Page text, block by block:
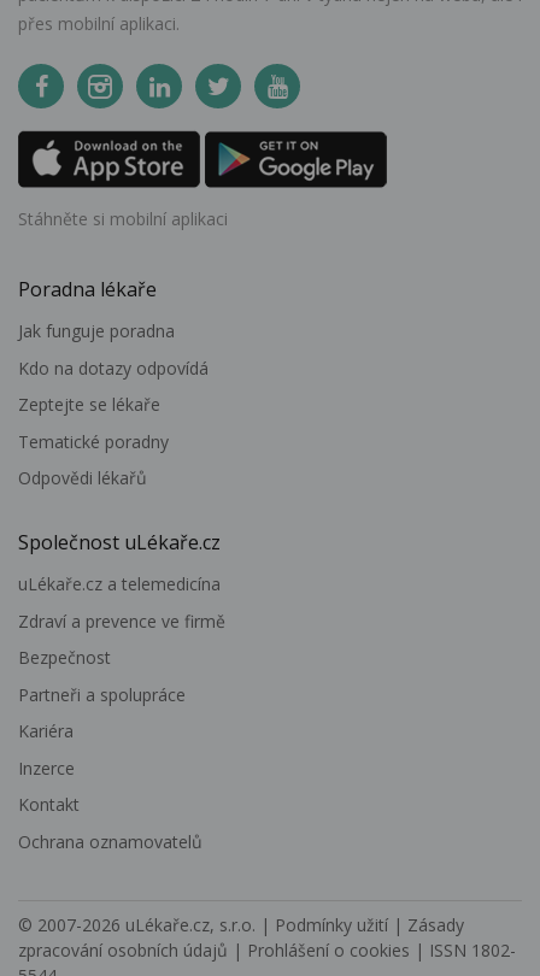
přes mobilní aplikaci.
Stáhněte si mobilní aplikaci
Poradna lékaře
Jak funguje poradna
Kdo na dotazy odpovídá
Zeptejte se lékaře
Tematické poradny
Odpovědi lékařů
Společnost uLékaře.cz
uLékaře.cz a telemedicína
Zdraví a prevence ve firmě
Bezpečnost
Partneři a spolupráce
Kariéra
Inzerce
Kontakt
Ochrana oznamovatelů
© 2007-2026 uLékaře.cz, s.r.o. | Podmínky užití | Zásady
zpracování osobních údajů | Prohlášení o cookies | ISSN 1802-